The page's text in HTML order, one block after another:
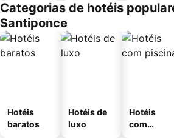
Categorias de hotéis
Santiponce
Hotéis
baratos
Hotéis de
luxo
Hotéis
com